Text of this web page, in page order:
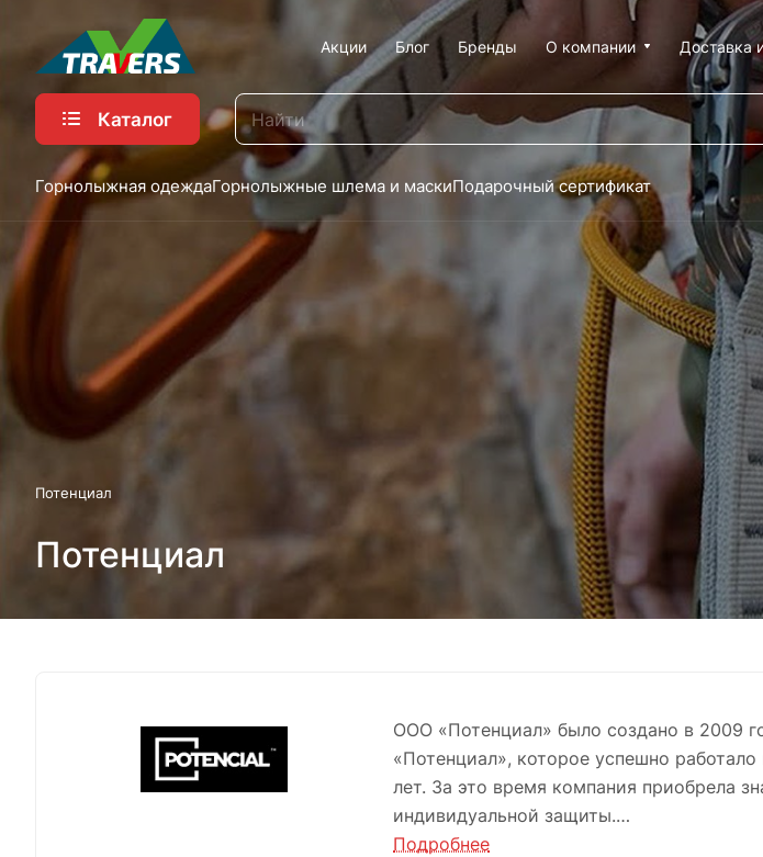
Акции Блог Бренды О компании Доставка
Каталог
Горнолыжная одеждаГорнолыжные шлема и маскиПодарочный сертификат
Потенциал
Потенциал
ООО «Потенциал» было создано в 2009
«Потенциал», которое успешно
лет. За это время компания приобрела
индивидуальной защиты.
Подробнее